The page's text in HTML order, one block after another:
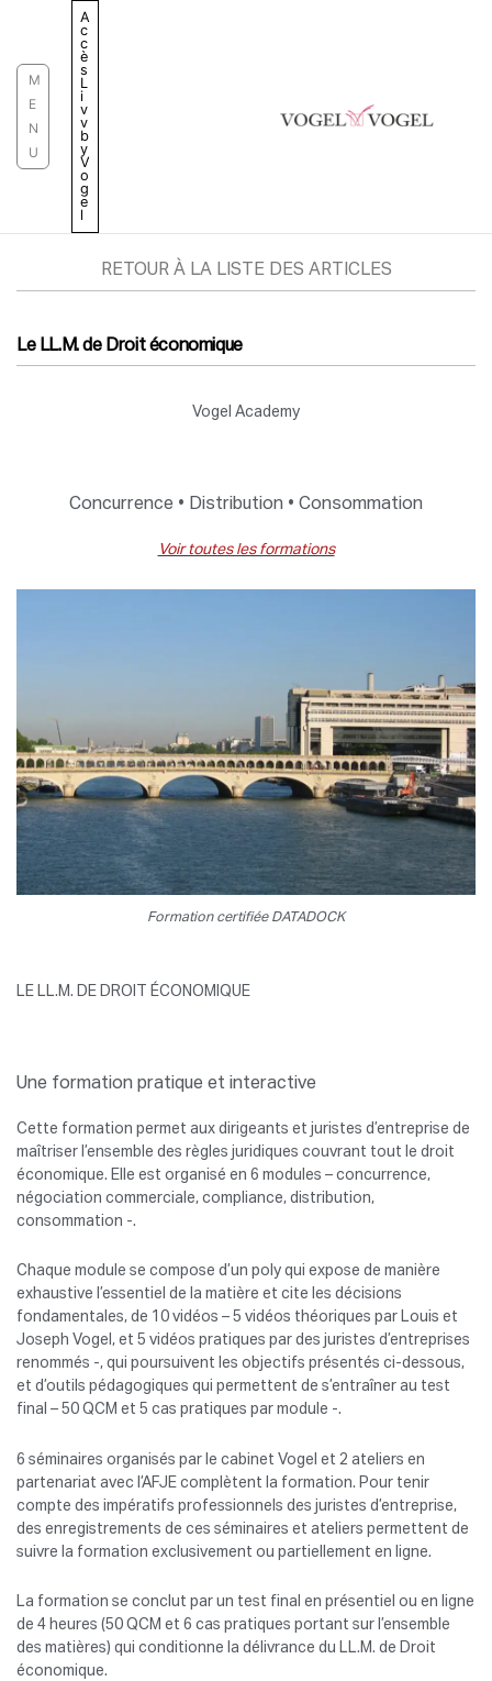
M
E
N
U
A
c
c
è
s
L
i
v
v
b
y
V
o
g
e
l
RETOUR À LA LISTE DES ARTICLES
Le LL.M. de Droit économique
Vogel Academy
Concurrence • Distribution • Consommation
Voir toutes les formations
Formation certifiée DATADOCK
LE LL.M. DE DROIT ÉCONOMIQUE
Une formation pratique et interactive
Cette formation permet aux dirigeants et juristes d’entreprise de
maîtriser l’ensemble des règles juridiques couvrant tout le droit
économique. Elle est organisé en 6 modules – concurrence,
négociation commerciale, compliance, distribution,
consommation -.
Chaque module se compose d’un poly qui expose de manière
exhaustive l’essentiel de la matière et cite les décisions
fondamentales, de 10 vidéos – 5 vidéos théoriques par Louis et
Joseph Vogel, et 5 vidéos pratiques par des juristes d’entreprises
renommés -, qui poursuivent les objectifs présentés ci-dessous,
et d’outils pédagogiques qui permettent de s’entraîner au test
final – 50 QCM et 5 cas pratiques par module -.
6 séminaires organisés par le cabinet Vogel et 2 ateliers en
partenariat avec l’AFJE complètent la formation. Pour tenir
compte des impératifs professionnels des juristes d’entreprise,
des enregistrements de ces séminaires et ateliers permettent de
suivre la formation exclusivement ou partiellement en ligne.
La formation se conclut par un test final en présentiel ou en ligne
de 4 heures (50 QCM et 6 cas pratiques portant sur l’ensemble
des matières) qui conditionne la délivrance du LL.M. de Droit
économique.